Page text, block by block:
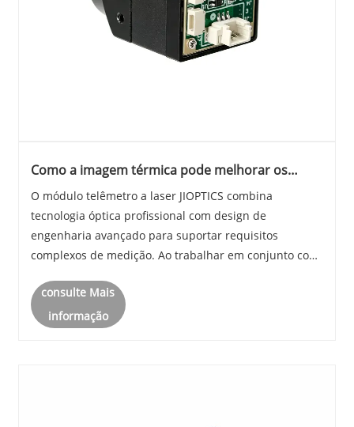
Como a imagem térmica pode melhorar os
distância?
O módulo telêmetro a laser JIOPTICS combina
tecnologia óptica profissional com design de
engenharia avançado para suportar requisitos
complexos de medição. Ao trabalhar em conjunto com
imagem térmica podem melhorar o reconhecimento
de alvos, a consciênci......
consulte Mais
informação